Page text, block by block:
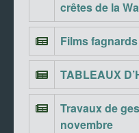
crêtes de la
Films
TABLEAUX
Travaux de
novembre